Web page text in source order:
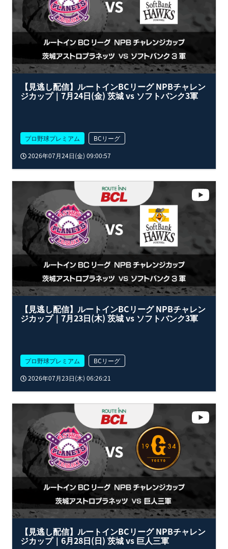
【見逃し配信】ルートインBCリーグ NPBチャレン
ジカップ｜7月24日(金) 茨城 vs ソフトバンク3軍
プロ野球プレミアム
BCリーグ
2026年07月24日(金) 09:00:57
【見逃し配信】ルートインBCリーグ NPBチャレン
ジカップ｜7月23日(木) 茨城 vs ソフトバンク3軍
プロ野球プレミアム
BCリーグ
2026年07月23日(木) 06:26:21
【見逃し配信】ルートインBCリーグ NPBチャレン
ジカップ｜6月28日(日) 茨城 vs 巨人三軍